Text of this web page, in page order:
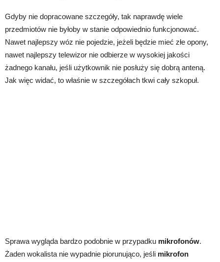
Gdyby nie dopracowane szczegóły, tak naprawdę wiele
przedmiotów nie byłoby w stanie odpowiednio funkcjonować.
Nawet najlepszy wóz nie pojedzie, jeżeli będzie mieć złe opony,
nawet najlepszy telewizor nie odbierze w wysokiej jakości
żadnego kanału, jeśli użytkownik nie posłuży się dobrą anteną.
Jak więc widać, to właśnie w szczegółach tkwi cały szkopuł.
Sprawa wygląda bardzo podobnie w przypadku mikrofonów.
Żaden wokalista nie wypadnie piorunująco, jeśli mikrofon